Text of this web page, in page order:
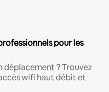
pour les
déplacement ? Trouvez
wifi haut débit et